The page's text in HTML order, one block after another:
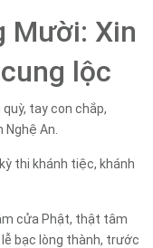
Mười: Xin
lộc
tay con chắp,
An.
thi khánh tiệc, khánh
cửa Phật, thật tâm
bạc lòng thành, trước